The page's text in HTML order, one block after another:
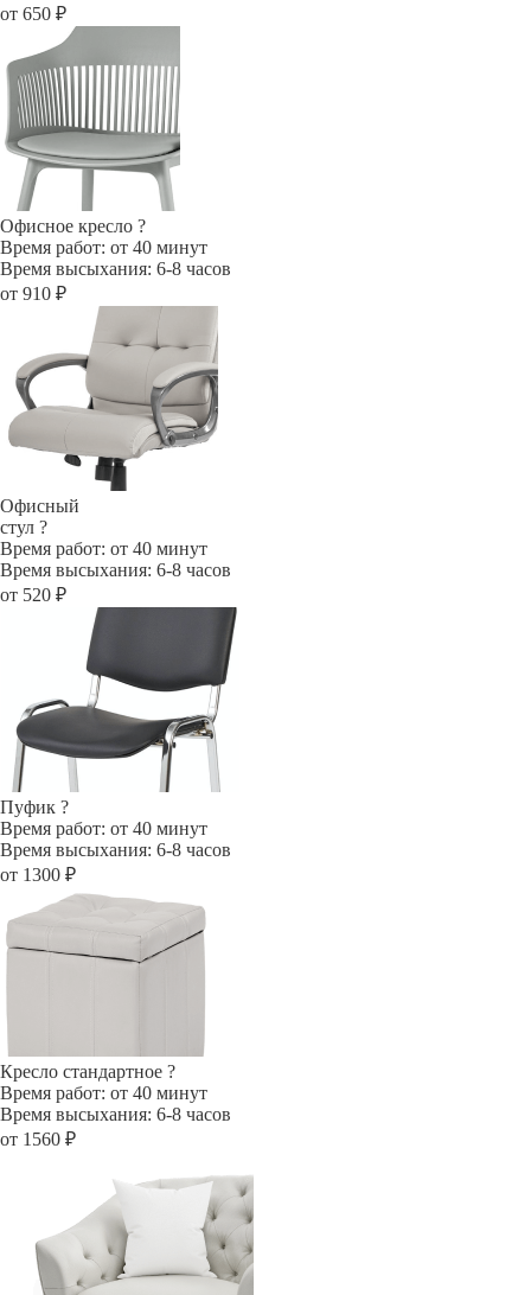
от 650 ₽
Офисное кресло ?
Время работ: от 40 минут
Время высыхания: 6-8 часов
от 910 ₽
Офисный
стул ?
Время работ: от 40 минут
Время высыхания: 6-8 часов
от 520 ₽
Пуфик ?
Время работ: от 40 минут
Время высыхания: 6-8 часов
от 1300 ₽
Кресло стандартное ?
Время работ: от 40 минут
Время высыхания: 6-8 часов
от 1560 ₽